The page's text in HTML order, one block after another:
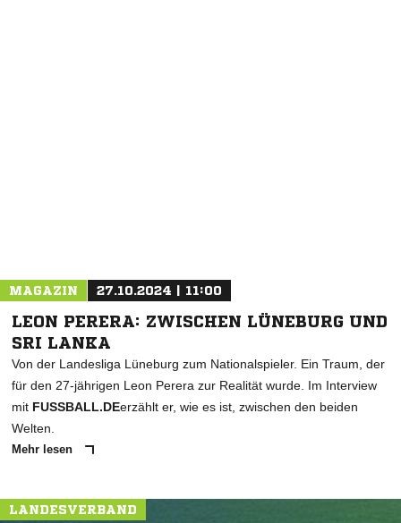
MAGAZIN 27.10.2024 | 11:00
LEON PERERA: ZWISCHEN LÜNEBURG UND
SRI LANKA
Von der Landesliga Lüneburg zum Nationalspieler. Ein Traum, der
für den 27-jährigen Leon Perera zur Realität wurde. Im Interview
mit FUSSBALL.DEerzählt er, wie es ist, zwischen den beiden
Welten.
Mehr lesen
LANDESVERBAND